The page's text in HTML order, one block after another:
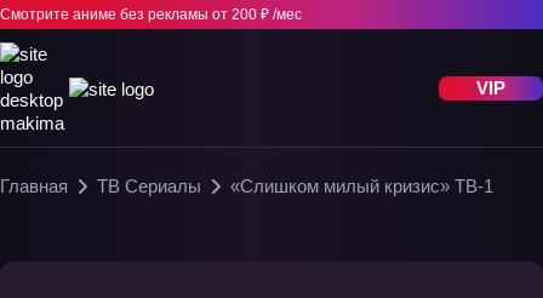
Смотрите аниме без рекламы от 200 ₽ /мес
VIP
Главная ТВ Сериалы «Слишком милый кризис» ТВ-1